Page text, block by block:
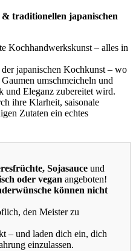
traditionellen japanischen
Kochhandwerkskunst – alles in
japanischen Kochkunst – wo
umschmeicheln und
und Eleganz zubereitet wird.
ihre Klarheit, saisonale
Zutaten ein echtes
Sojasauce und
oder vegan angeboten!
können nicht
den Meister zu
– und laden dich ein, dich
einzulassen.